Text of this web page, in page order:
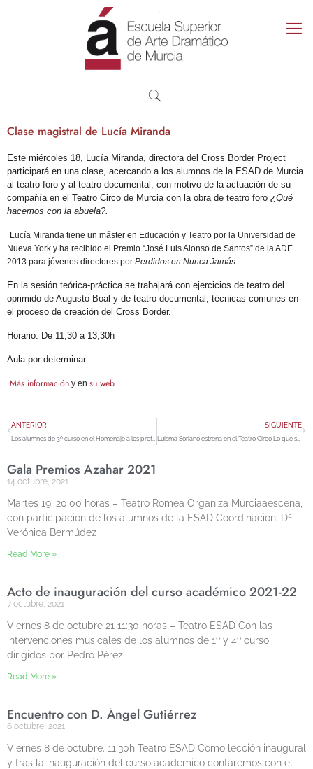
Clase magistral de Lucía Miranda
Este miércoles 18, Lucía Miranda, directora del Cross Border Project
participará en una clase, acercando a los alumnos de la ESAD de Murcia
al teatro foro y al teatro documental, con motivo de la actuación de su
compañía en el Teatro Circo de Murcia con la obra de teatro foro ¿Qué
hacemos con la abuela?.
Lucía Miranda tiene un máster en Educación y Teatro por la Universidad de
Nueva York y ha recibido el Premio “José Luis Alonso de Santos” de la ADE
2013 para jóvenes directores por Perdidos en Nunca Jamás.
En la sesión teórica-práctica se trabajará con ejercicios de teatro del
oprimido de Augusto Boal y de teatro documental, técnicas comunes en
el proceso de creación del Cross Border.
Horario: De 11,30 a 13,30h
Aula por determinar
Más información y en su web
ANTERIOR SIGUIENTE
Gala Premios Azahar 2021
14 octubre, 2021
Martes 19. 20:00 horas – Teatro Romea Organiza Murciaaescena,
con participación de los alumnos de la ESAD Coordinación: Dª
Verónica Bermúdez
Read More »
Acto de inauguración del curso académico 2021-22
7 octubre, 2021
Viernes 8 de octubre 21 11:30 horas – Teatro ESAD Con las
intervenciones musicales de los alumnos de 1º y 4º curso
dirigidos por Pedro Pérez.
Read More »
Encuentro con D. Ángel Gutiérrez
6 octubre, 2021
Viernes 8 de octubre. 11:30h Teatro ESAD Como lección inaugural
y tras la inauguración del curso académico contaremos con el